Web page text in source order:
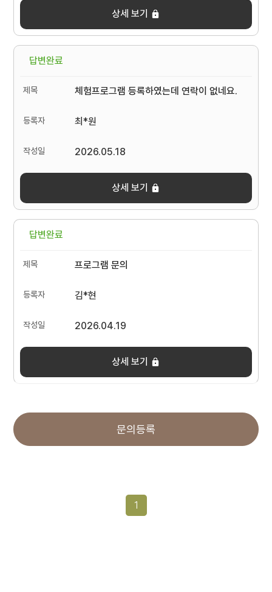
상세 보기
답변완료
체험프로그램 등록하였는데 연락이 없네요.
최*원
2026.05.18
상세 보기
답변완료
프로그램 문의
김*현
2026.04.19
상세 보기
문의등록
1